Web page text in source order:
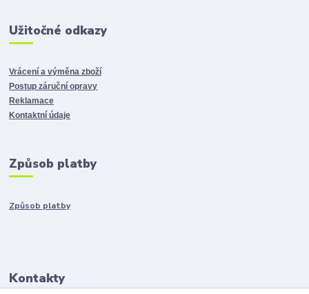
Užitočné odkazy
Vrácení a výměna zboží
Postup záruční opravy
Reklamace
Kontaktní údaje
Způsob platby
Způsob platby
Kontakty